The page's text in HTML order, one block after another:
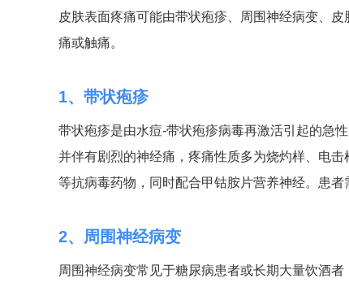
皮肤表面疼痛可能由带状疱疹、周围神经病变、
痛或触痛。
1、带状疱疹
带状疱疹是由水痘-带状疱疹病毒再激活引起的急
并伴有剧烈的神经痛，疼痛性质多为烧灼样、电
等抗病毒药物，同时配合甲钴胺片营养神经。患者
2、周围神经病变
周围神经病变常见于糖尿病患者或长期大量饮酒